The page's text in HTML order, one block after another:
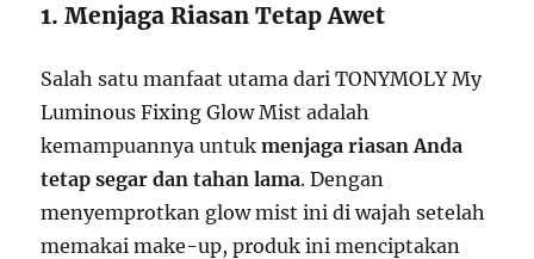
1. Menjaga Riasan Tetap Awet
Salah satu manfaat utama dari TONYMOLY My
Luminous Fixing Glow Mist adalah
kemampuannya untukmenjaga riasan Anda
tetap segar dan tahan lama. Dengan
menyemprotkan glow mist ini di wajah setelah
memakai make-up, produk ini menciptakan